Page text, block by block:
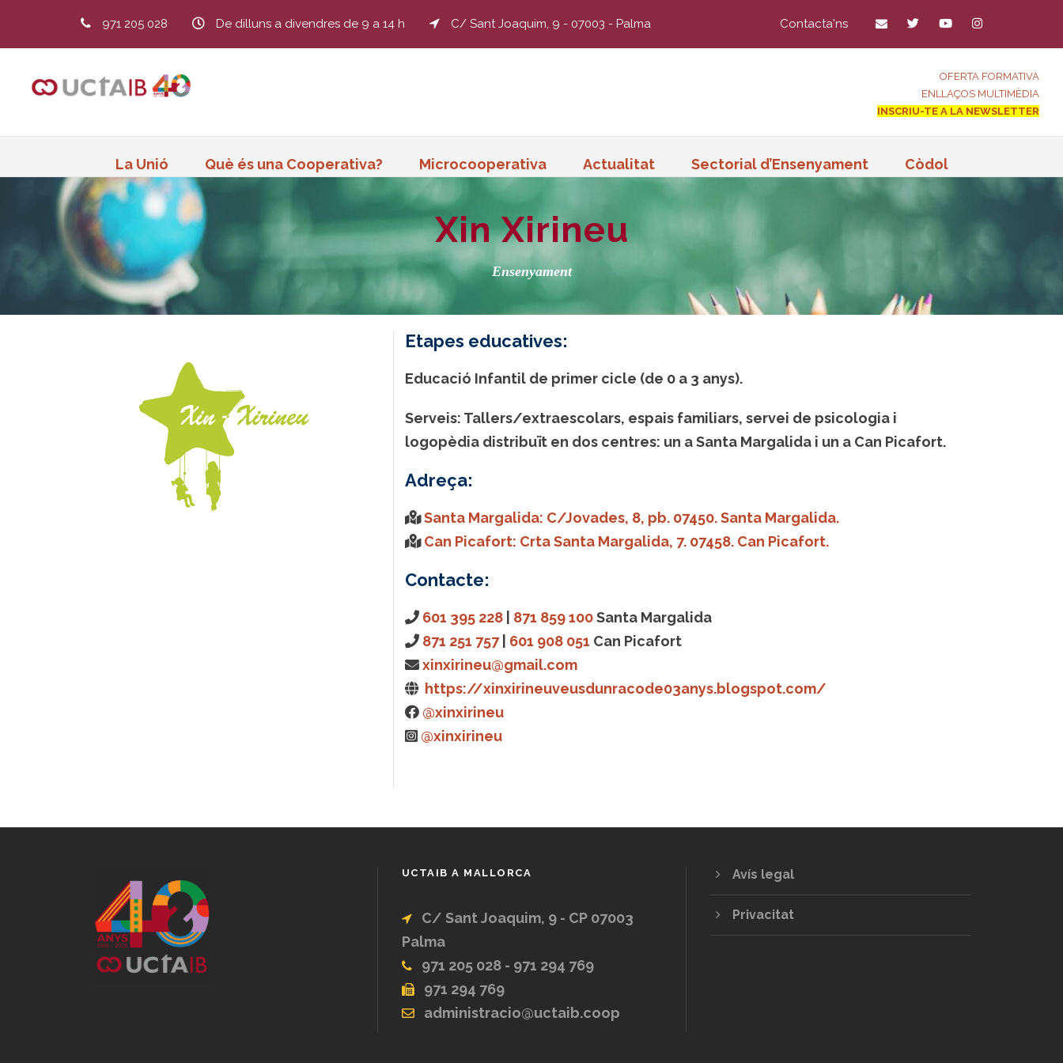
971 205 028 De dilluns a divendres de 9 a 14 h C/ Sant Joaquim, 9 - 07003 - Palma Contacta'ns
OFERTA FORMATIVA
ENLLAÇOS MULTIMÈDIA
INSCRIU-TE A LA NEWSLETTER
La Unió Què és una Cooperativa? Microcooperativa Actualitat Sectorial d’Ensenyament Còdol
Xin Xirineu
Ensenyament
Etapes educatives:
Educació Infantil de primer cicle (de 0 a 3 anys).
Serveis: Tallers/extraescolars, espais familiars, servei de psicologia i
logopèdia distribuït en dos centres: un a Santa Margalida i un a Can Picafort.
Adreça:
Santa Margalida: C/Jovades, 8, pb. 07450. Santa Margalida.
Can Picafort: Crta Santa Margalida, 7. 07458. Can Picafort.
Contacte:
601 395 228| 871 859 100Santa Margalida
871 251 757| 601 908 051 Can Picafort
xinxirineu@gmail.com
https://xinxirineuveusdunracode03anys.blogspot.com/
@xinxirineu
@xinxirineu
UCTAIB A MALLORCA
C/ Sant Joaquim, 9 - CP 07003
Palma
971 205 028 - 971 294 769
971 294 769
administracio@uctaib.coop
Avís legal
Privacitat